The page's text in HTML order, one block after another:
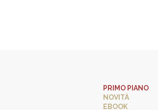
PRIMO PIANO
NOVITÀ
EBOOK